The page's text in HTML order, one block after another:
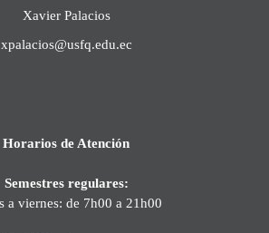
Xavier Palacios
xpalacios@usfq.edu.ec
Horarios de Atención
Semestres regulares:
a viernes: de 7h00 a 21h00